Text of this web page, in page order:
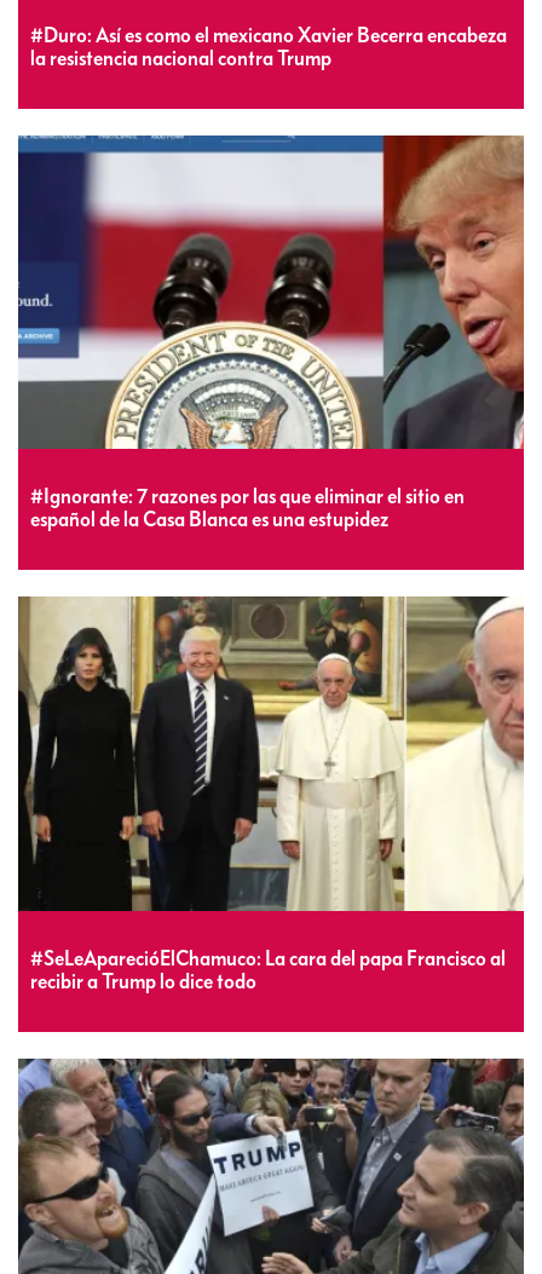
#Duro: Así es como el mexicano Xavier Becerra encabeza
la resistencia nacional contra Trump
#Ignorante: 7 razones por las que eliminar el sitio en
español de la Casa Blanca es una estupidez
#SeLeAparecióElChamuco: La cara del papa Francisco al
recibir a Trump lo dice todo